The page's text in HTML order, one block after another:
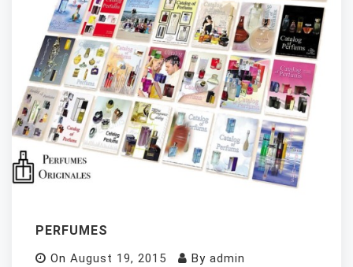
PERFUMES
On August 19, 2015 By admin